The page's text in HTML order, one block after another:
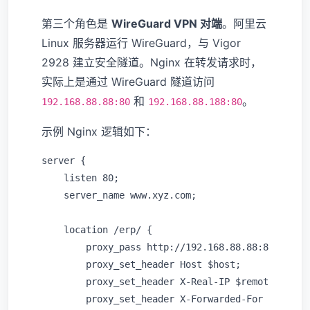
第三个角色是 WireGuard VPN 对端。阿里云
Linux 服务器运行 WireGuard，与 Vigor
2928 建立安全隧道。Nginx 在转发请求时，
实际上是通过 WireGuard 隧道访问
192.168.88.88:80 和 192.168.88.188:80。
示例 Nginx 逻辑如下：
server {
    listen 80;
    server_name www.xyz.com;
    location /erp/ {
        proxy_pass http://192.168.88.88:80/;
        proxy_set_header Host $host;
        proxy_set_header X-Real-IP $remote_addr;
proxy_set_header X-Forwarded-For